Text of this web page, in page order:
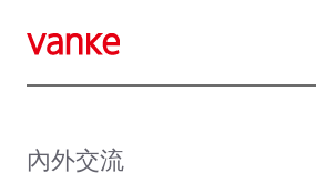
內外交流